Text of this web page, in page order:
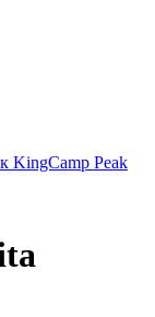
KingCamp Peak